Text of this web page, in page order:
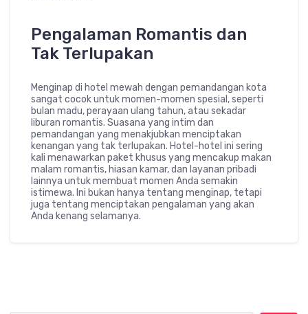
Pengalaman Romantis dan
Tak Terlupakan
Menginap di hotel mewah dengan pemandangan kota
sangat cocok untuk momen-momen spesial, seperti
bulan madu, perayaan ulang tahun, atau sekadar
liburan romantis. Suasana yang intim dan
pemandangan yang menakjubkan menciptakan
kenangan yang tak terlupakan. Hotel-hotel ini sering
kali menawarkan paket khusus yang mencakup makan
malam romantis, hiasan kamar, dan layanan pribadi
lainnya untuk membuat momen Anda semakin
istimewa. Ini bukan hanya tentang menginap, tetapi
juga tentang menciptakan pengalaman yang akan
Anda kenang selamanya.